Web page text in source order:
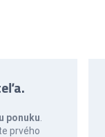
ponuku
prvého